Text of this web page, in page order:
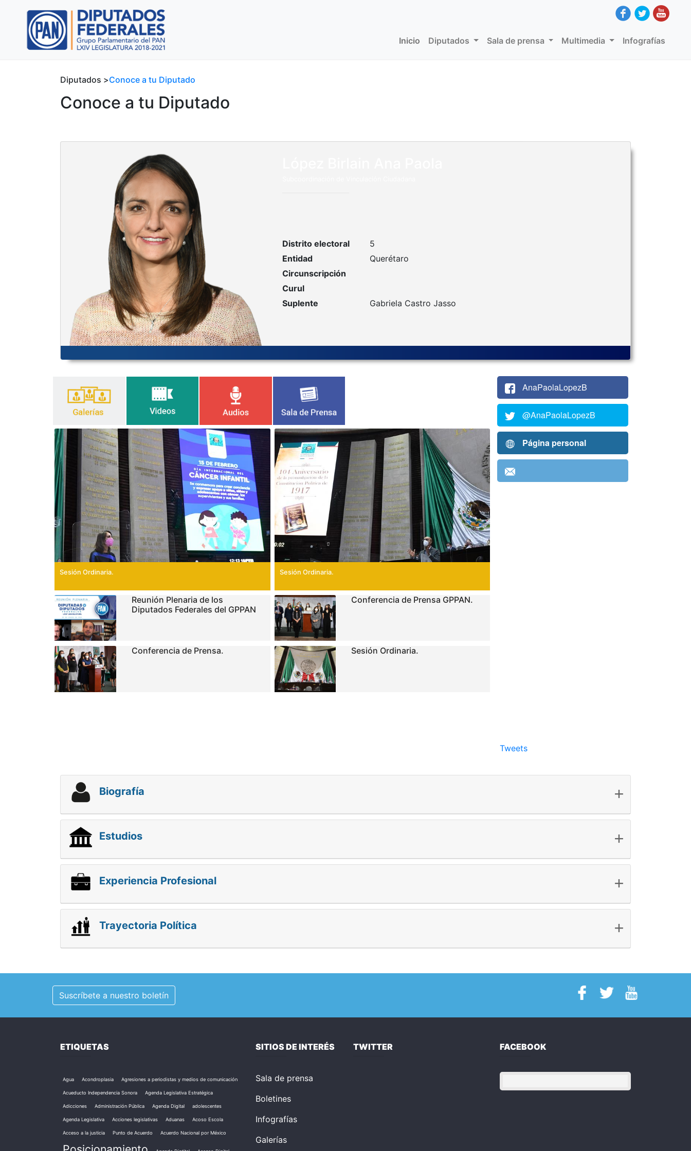
Inicio (current)
Diputados Sala de prensa Multimedia Infografías
Diputados >Conoce a tu Diputado
Conoce a tu Diputado
Distrito electoral
5
Entidad
Querétaro
Circunscripción
Curul
Suplente
Gabriela Castro Jasso
Sesión Ordinaria. Sesión Ordinaria.
Reunión Plenaria de los
Diputados Federales del GPPAN
Conferencia de Prensa GPPAN.
Conferencia de Prensa. Sesión Ordinaria.
AnaPaolaLopezB
@AnaPaolaLopezB
Página personal
Tweets
Biografía +
Estudios +
Experiencia Profesional +
Trayectoria Política +
Suscríbete a nuestro boletín
ETIQUETAS
Agua Acondroplasia Agresiones a periodistas y medios de comunicación
Acueducto Independencia Sonora Agenda Legislativa Estratégica
Adicciones Administración Pública Agenda Digital adolescentes
Agenda Legislativa Acciones legislativas Aduanas Acoso Escola
Acceso a la justicia Punto de Acuerdo Acuerdo Nacional por México
SITIOS DE INTERÉS
Sala de prensa
Boletines
Infografías
Galerías
TWITTER FACEBOOK